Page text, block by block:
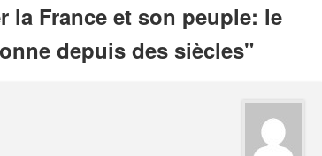
la France et son peuple: le
depuis des siècles"